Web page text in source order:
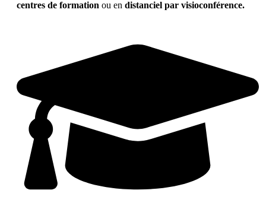
centres de formation ou en distanciel par visioconférence.